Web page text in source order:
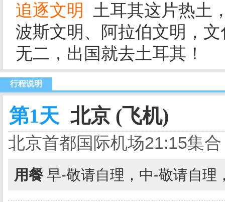
追逐文明
土耳其这片热土
波斯文明、阿拉伯文明，
无二，出国就去土耳其！
行程说明
第1天 北京 (飞机)
北京首都国际机场21:15集
用餐 早-敬请自理，中-敬请自理